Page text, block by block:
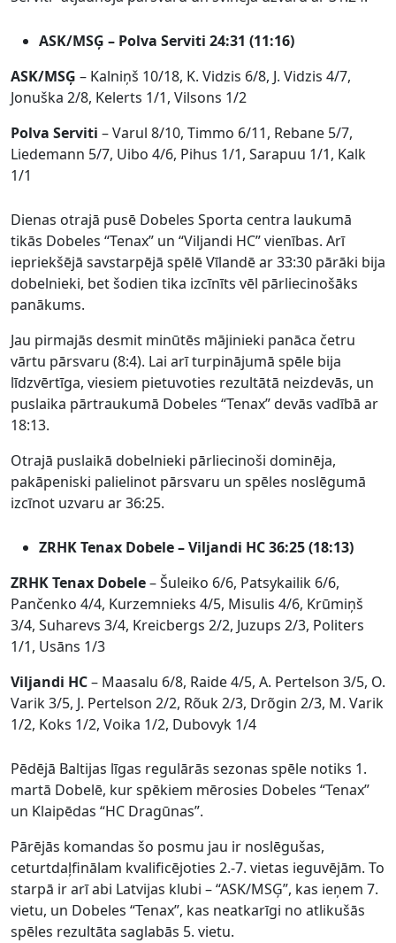
ASK/MSĢ – Polva Serviti 24:31 (11:16)
ASK/MSĢ – Kalniņš 10/18, K. Vidzis 6/8, J. Vidzis 4/7,
Jonuška 2/8, Kelerts 1/1, Vilsons 1/2
Polva Serviti – Varul 8/10, Timmo 6/11, Rebane 5/7,
Liedemann 5/7, Uibo 4/6, Pihus 1/1, Sarapuu 1/1, Kalk
1/1
Dienas otrajā pusē Dobeles Sporta centra laukumā
tikās Dobeles “Tenax” un “Viljandi HC” vienības. Arī
iepriekšējā savstarpējā spēlē Vīlandē ar 33:30 pārāki bija
dobelnieki, bet šodien tika izcīnīts vēl pārliecinošāks
panākums.
Jau pirmajās desmit minūtēs mājinieki panāca četru
vārtu pārsvaru (8:4). Lai arī turpinājumā spēle bija
līdzvērtīga, viesiem pietuvoties rezultātā neizdevās, un
puslaika pārtraukumā Dobeles “Tenax” devās vadībā ar
18:13.
Otrajā puslaikā dobelnieki pārliecinoši dominēja,
pakāpeniski palielinot pārsvaru un spēles noslēgumā
izcīnot uzvaru ar 36:25.
ZRHK Tenax Dobele –Viljandi HC36:25 (18:13)
ZRHK Tenax Dobele– Šuleiko 6/6, Patsykailik 6/6,
Pančenko 4/4, Kurzemnieks 4/5, Misulis 4/6, Krūmiņš
3/4, Suharevs 3/4, Kreicbergs 2/2, Juzups 2/3, Politers
1/1, Usāns 1/3
Viljandi HC– Maasalu 6/8, Raide 4/5, A. Pertelson 3/5, O.
Varik 3/5, J. Pertelson 2/2, Rõuk 2/3, Drõgin 2/3, M. Varik
1/2, Koks 1/2, Voika 1/2, Dubovyk 1/4
Pēdējā Baltijas līgas regulārās sezonas spēle notiks 1.
martā Dobelē, kur spēkiem mērosies Dobeles “Tenax”
un Klaipēdas “HC Dragūnas”.
Pārējās komandas šo posmu jau ir noslēgušas,
ceturtdaļfinālam kvalificējoties 2.-7. vietas ieguvējām. To
starpā ir arī abi Latvijas klubi – “ASK/MSĢ”, kas ieņem 7.
vietu, un Dobeles “Tenax”, kas neatkarīgi no atlikušās
spēles rezultāta saglabās 5. vietu.